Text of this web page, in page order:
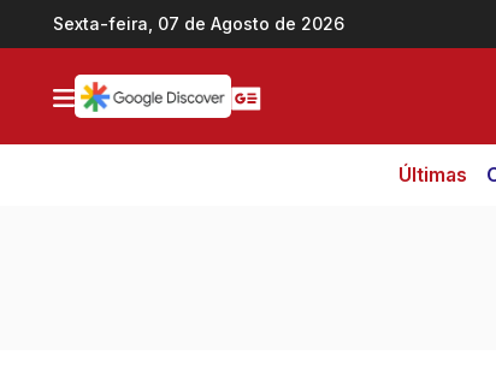
Ir direto pro conteúdo
Sexta-feira, 07 de Agosto de 2026
Últimas